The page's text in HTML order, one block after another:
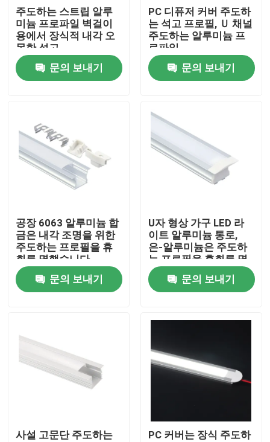
제품
우리에 대하여
품질 관리
연락주세요
서피스는 주도하는 프로필을 탑재했습니다
플라스터 보드는 프로필을 이끌었습니다
주도하는 스트립 알루
미늄 프로파일 벽걸이
용에서 장식적 내각 오
목한 석고
문의 보내기
PC 디퓨저 커버 주도하
는 석고 프로필, Ｕ 채널
주도하는 알루미늄 프
로파일
문의 보내기
공장 6063 알루미늄 합
금은 내각 조명을 위한
주도하는 프로필을 휴
회를 명했습니다
문의 보내기
U자 형상 가구 LED 라
이트 알루미늄 통로,
은-알루미늄은 주도하
는 프로필을 휴회를 명
했습니다
문의 보내기
사설 고문단 주도하는
PC 커버는 장식 주도하